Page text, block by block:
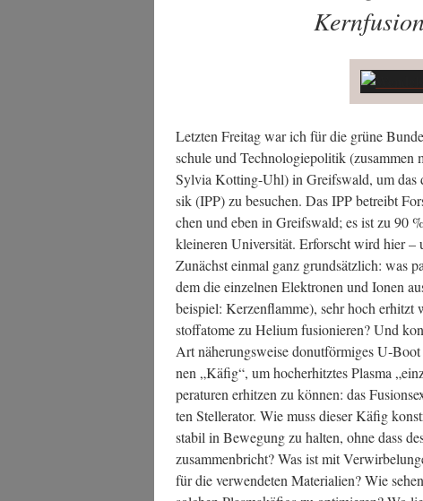
Letz­ten Frei­tag war ich für die grü­ne
schu­le und Tech­no­lo­gie­po­li­tik
Syl­via Kot­ting-Uhl) in Greifs­wald, um
sik (IPP) zu besu­chen. Das IPP betreibt
chen und eben in Greifs­wald; es ist zu 90
klei­ne­ren Uni­ver­si­tät. Erforscht wird hier
Zunächst ein­mal ganz grund­sätz­lich: was
dem die ein­zel­nen Elek­tro­nen und Ionen
bei­spiel: Ker­zen­flam­me), sehr hoch
stoff­ato­me zu Heli­um fusio­nie­ren? Und
Art nähe­rungs­wei­se donut­för­mi­ges
nen „Käfig“, um hoch­er­hitz­tes Plas­ma
pe­ra­tu­ren erhit­zen zu kön­nen: das
ten Stel­ler­a­tor. Wie muss die­ser Käfig
sta­bil in Bewe­gung zu hal­ten, ohne dass
zusam­men­bricht? Was ist mit
für die ver­wen­de­ten Mate­ria­li­en? Wie